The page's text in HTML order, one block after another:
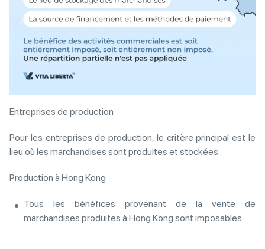
Entreprises de production
Pour les entreprises de production, le critère principal est le
lieu où les marchandises sont produites et stockées :
Production à Hong Kong
Tous les bénéfices provenant de la vente de
marchandises produites à Hong Kong sont imposables.